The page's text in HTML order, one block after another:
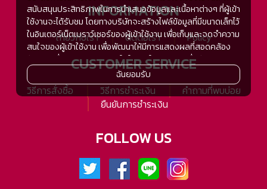
INFORMATION
เกี่ยวกับเรา ติดต่อเรา Policy
CUSTOMER SERVICE
วิธีการสั่งซื้อ วิธีการชำระเงิน
คำถามที่พบบ่อย
ยืนยันการชำระเงิน
FOLLOW US
สนับสนุนประสิทธิภาพในการนำเสนอข้อมูลและเนื้อหาต่างๆ ที่ผู้เข้า
ใช้งานจะได้รับชม โดยทางบริษัทจะสร้างไฟล์ข้อมูลที่มีขนาดเล็กไว้
ในอินเตอร์เน็ตเบราว์เซอร์ของผู้เข้าใช้งาน เพื่อเก็บและจดจำความ
สนใจของผู้เข้าใช้งาน เพื่อพัฒนาให้มีการแสดงผลที่สอดคล้อง
กับความชื่นชอบและความสนใจในการใช้งาน และเพื่อพัฒนา
ประสิทธิภาพในการแสดงผลของข้อมูล รวมถึงเพื่ออำนวยความ
สะดวกในการให้บริการต่างๆ ภายในเว็บไซต์ของเรา และเมื่อผู้เข้า
ใช้งานกลับมาเยี่ยมชม หรือกลับเข้ามาใช้บริการในครั้งต่อไป แต่
การเก็บข้อมูลด้วยคุกกี้จะไม่ระบุตัวตนของผู้เข้าใช้งาน
บริการหรือได้รับมอบหมายให้กระทำแทนในนามของ www.tsh-
tsh.com เช่น Google Analytic เป็นต้น
เมื่อผู้เข้าใช้งานมีการกลับมาเยี่ยมชมเว็บไซต์โดยไม่เปลี่ยนแปลง
การตั้งค่าคุกกี้บนอินเตอร์เน็ตเบราส์เซอร์ อุปกรณ์ของผู้ใช้งานจะ
ฉันยอมรับ